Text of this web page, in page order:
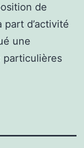
de
part d’activité
une
particulières